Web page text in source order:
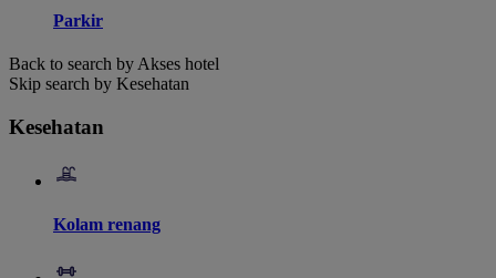
Parkir
Back to search by Akses hotel
Skip search by Kesehatan
Kesehatan
Kolam renang